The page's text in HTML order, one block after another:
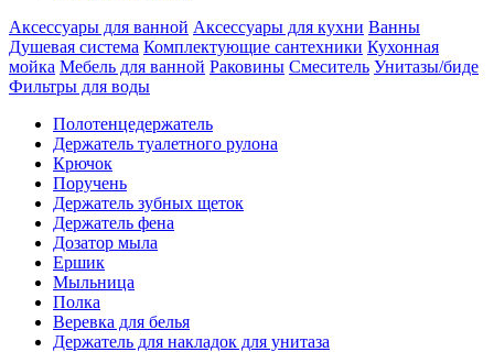
Аксессуары для ванной Аксессуары для кухни Ванны
Душевая система Комплектующие сантехники Кухонная
мойка Мебель для ванной Раковины Смеситель Унитазы/биде
Фильтры для воды
Полотенцедержатель
Держатель туалетного рулона
Крючок
Поручень
Держатель зубных щеток
Держатель фена
Дозатор мыла
Eршик
Мыльница
Полка
Веревка для белья
Держатель для накладок для унитаза